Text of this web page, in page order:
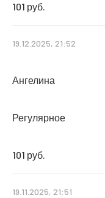
101 руб.
19.12.2025, 21:52
Ангелина
Регулярное
101 руб.
19.11.2025, 21:51